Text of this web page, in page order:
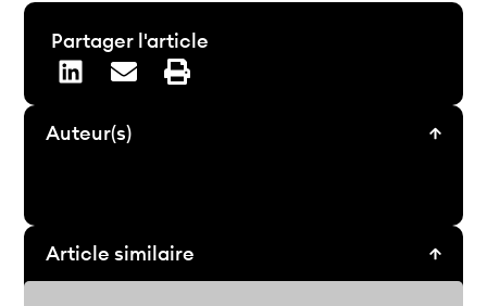
Partager l'article
Auteur(s)
Article similaire